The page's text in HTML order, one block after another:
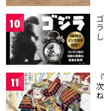
10
11